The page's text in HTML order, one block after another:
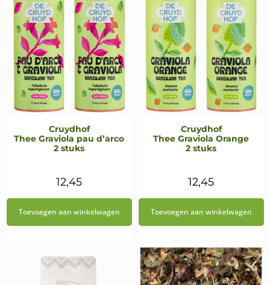
Cruydhof
Thee Graviola pau d’arco
2 stuks
12,45
Toevoegen aan winkelwagen
Cruydhof
Thee Graviola Orange
2 stuks
12,45
Toevoegen aan winkelwagen